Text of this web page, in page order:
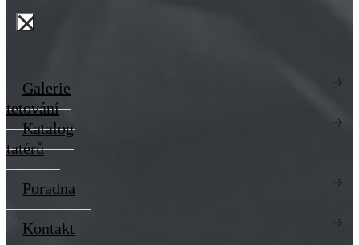
Galerie
tetování
Katalog
tatérů
Poradna
Kontakt